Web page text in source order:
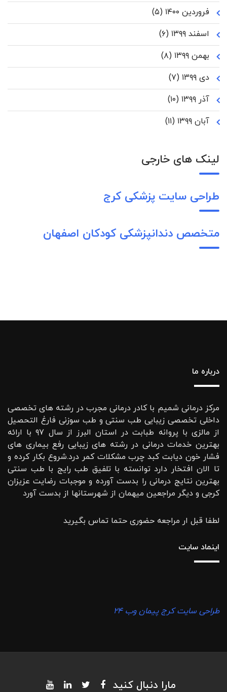
فروردین ۱۴۰۰
(۵)
اسفند ۱۳۹۹
(۶)
بهمن ۱۳۹۹
(۸)
دی ۱۳۹۹
(۷)
آذر ۱۳۹۹
(۱۰)
آبان ۱۳۹۹
(۱۱)
لینک های خارجی
طراحی سایت پزشکی کرج
متخصص دندانپزشکی کودکان اصفهان
درباره ما
مرکز درمانی شمیم با کادر درمانی مجرب در رشته های تخصصی
داخلی تخصصی زیبایی طب سنتی و طب سوزنی فارغ التحصیل
از مالزی با پروانه طبابت در استان البرز از سال ۹۷ با ارائه
بهترین خدمات درمانی در رشته‌ های زیبایی رفع بیماری های
فشار خون دیابت کبد چرب مشکلات کمر درد.شروع بکار کرده و
تا الان افتخار دارد توانسته با تلفیق طب رایج با طب سنتی
بهترین نتایج درمانی را بدست آورده و موجبات رضایت عزیزان
کرجی و دیگر مراجعین میهمان از شهرستانها از بدست آورد
لطفا قبل ار مراجعه حضوری حتما تماس بگیرید
اینماد سایت
طراحی سایت کرج پیمان وب ۲۴
مارا دنبال کنید